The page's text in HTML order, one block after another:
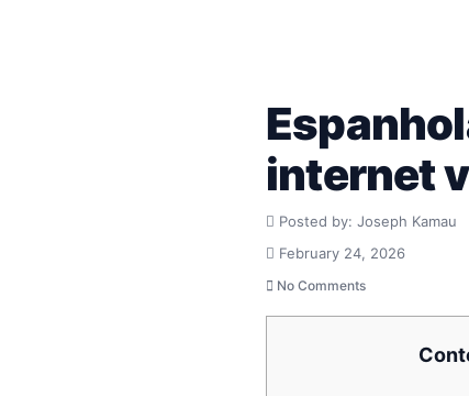
internet
Posted by: Joseph Kamau
February 24, 2026
No Comments